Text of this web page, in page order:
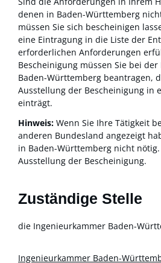
denen in Baden-Württemberg
müssen Sie sich bescheinigen
eine Eintragung in die Liste der
erforderlichen Anforderungen
Bescheinigung müssen Sie bei
Baden-Württemberg beantragen,
Ausstellung der Bescheinigung in
einträgt.
Hinweis: Wenn Sie Ihre Tätigkeit
anderen Bundesland angezeigt
in Baden-Württemberg nicht
Ausstellung der Bescheinigung.
Zuständige Stelle
die Ingenieurkammer Baden-
Ingenieurkammer Baden-